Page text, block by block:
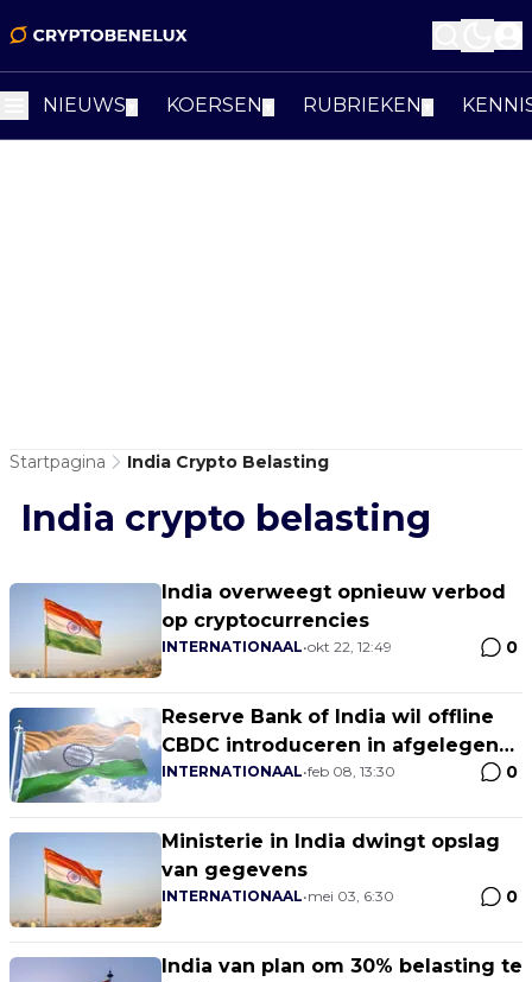
NIEUWS KOERSEN RUBRIEKEN
Startpagina India Crypto Belasting
India crypto belasting
India overweegt opnieuw verbod
op cryptocurrencies
INTERNATIONAAL•okt 22, 12:49 0
Reserve Bank of India wil offline
CBDC introduceren in afgelegen
gebieden
INTERNATIONAAL•feb 08, 13:30 0
Ministerie in India dwingt opslag
van gegevens
INTERNATIONAAL•mei 03, 6:30 0
India van plan om 30% belasting te